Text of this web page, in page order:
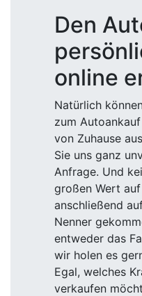
Den
online
Natürlich
zum
von Zuhause
Sie uns ganz
Anfrage. Und
großen Wert
anschließend
Nenner
entweder das
wir holen es
Egal, welches
verkaufen